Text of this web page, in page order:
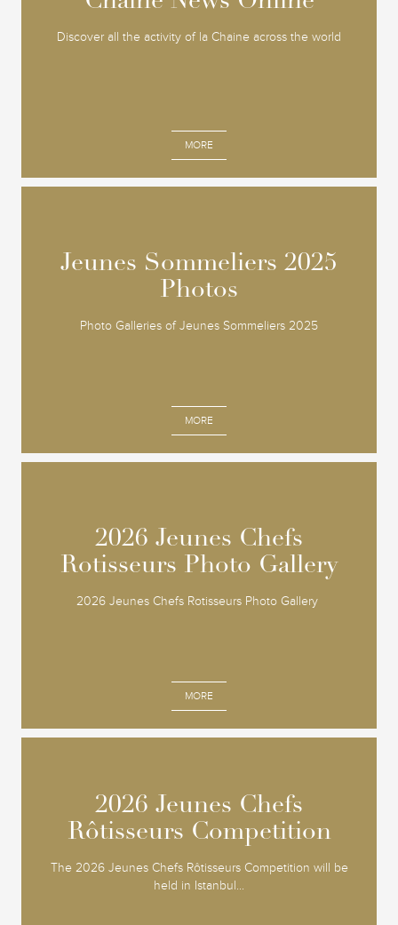
Discover all the activity of la Chaine across the world
MORE
Jeunes Sommeliers 2025
Photos
Photo Galleries of Jeunes Sommeliers 2025
MORE
Jeunes Sommeliers 2025
Photos
2026 Jeunes Chefs
Rotisseurs Photo Gallery
2026 Jeunes Chefs Rotisseurs Photo Gallery
MORE
2026 Jeunes Chefs
Rotisseurs Photo Gallery
2026 Jeunes Chefs
Rôtisseurs Competition
The 2026 Jeunes Chefs Rôtisseurs Competition will be
held in Istanbul...
2026 Jeunes Chefs
Rôtisseurs Competition